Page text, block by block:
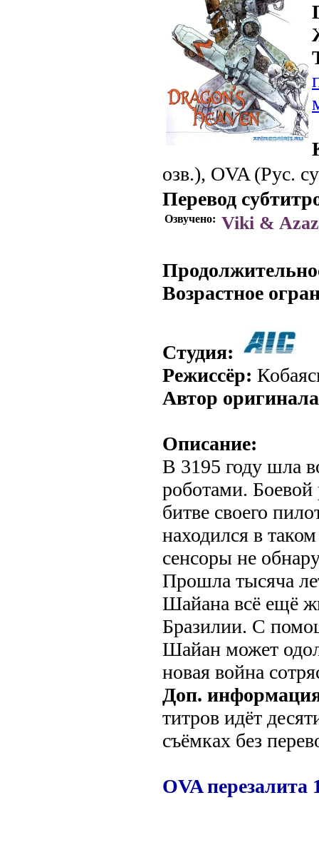
озв.), OVA (Рус.
Перевод
Озвучено: Viki &
Возрастное
Студия:
Режиссёр:
Автор
Описание:
В 3195 году шла
роботами.
битве своего
находился в
сенсоры не
Прошла тысяча
Шайана всё ещё
Бразилии. С
Шайан может
новая война
Доп.
титров идёт
съёмках без
OVA перезалита